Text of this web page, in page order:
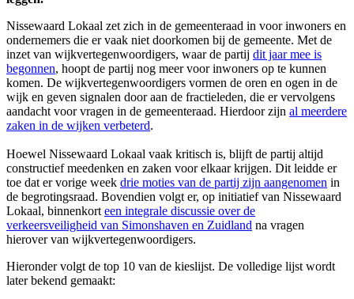
Nissewaard Lokaal zet zich in de gemeenteraad in voor inwoners en
ondernemers die er vaak niet doorkomen bij de gemeente. Met de
inzet van wijkvertegenwoordigers, waar de partij dit jaar mee is
begonnen, hoopt de partij nog meer voor inwoners op te kunnen
komen. De wijkvertegenwoordigers vormen de oren en ogen in de
wijk en geven signalen door aan de fractieleden, die er vervolgens
aandacht voor vragen in de gemeenteraad. Hierdoor zijn al meerdere
zaken in de wijken verbeterd.
Hoewel Nissewaard Lokaal vaak kritisch is, blijft de partij altijd
constructief meedenken en zaken voor elkaar krijgen. Dit leidde er
toe dat er vorige week drie moties van de partij zijn aangenomen in
de begrotingsraad. Bovendien volgt er, op initiatief van Nissewaard
Lokaal, binnenkort een integrale discussie over de
verkeersveiligheid van Simonshaven en Zuidland na vragen
hierover van wijkvertegenwoordigers.
Hieronder volgt de top 10 van de kieslijst. De volledige lijst wordt
later bekend gemaakt: